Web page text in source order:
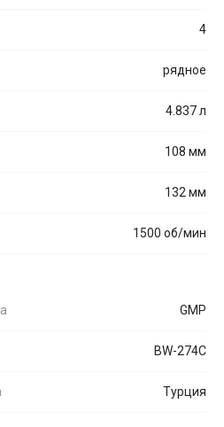
4
рядное
4.837 л
108 мм
132 мм
1500 об/мин
GMP
BW-274C
Турция